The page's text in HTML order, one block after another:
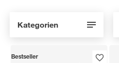
Kategorien
Bestseller